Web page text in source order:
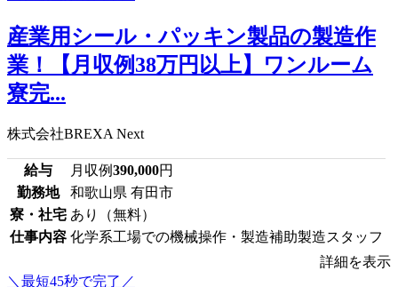
産業用シール・パッキン製品の製造作
業！【月収例38万円以上】ワンルーム
寮完...
株式会社BREXA Next
給与 月収例390,000円
勤務地
和歌山県 有田市
寮・社宅 あり（無料）
仕事内容 化学系工場での機械操作・製造補助製造スタッフ
詳細を表示
＼最短45秒で完了／